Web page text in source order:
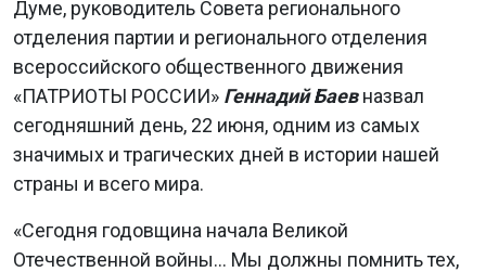
Думе, руководитель Совета регионального
отделения партии и регионального отделения
всероссийского общественного движения
«ПАТРИОТЫ РОССИИ» Геннадий Баевназвал
сегодняшний день, 22 июня, одним из самых
значимых и трагических дней в истории нашей
страны и всего мира.
«Сегодня годовщина начала Великой
Отечественной войны... Мы должны помнить тех,